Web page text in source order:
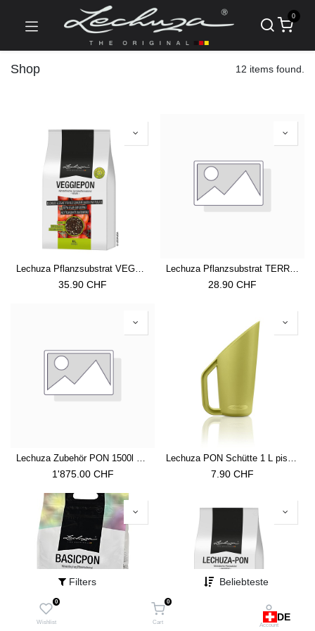
Filters Beliebteste
0
Wishlist
0
Cart Account
0
Shop 12 items found.
Lechuza Pflanzsubstrat VEGGIEPON 12 Liter
35.90 CHF
Lechuza Pflanzsubstrat TERRAPON 12 Liter
28.90 CHF
Lechuza Zubehör PON 1500l Big Pack (Menge in Kilo) Granulat Neutral
1'875.00CHF
Lechuza PON Schütte 1 L pistaziengrün
7.90 CHF
DE